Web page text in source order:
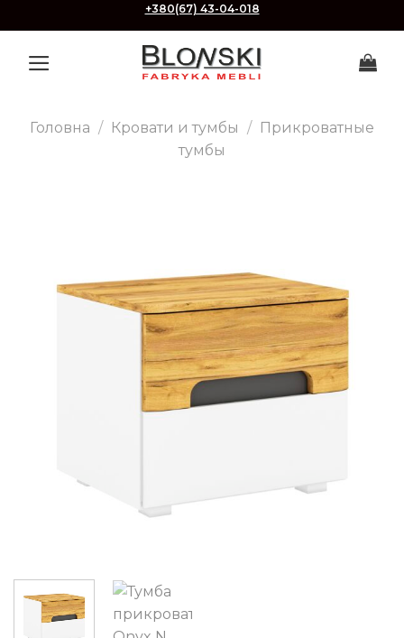
to
content
+380(67) 43-04-018
Головна / Кровати и тумбы / Прикроватные
тумбы